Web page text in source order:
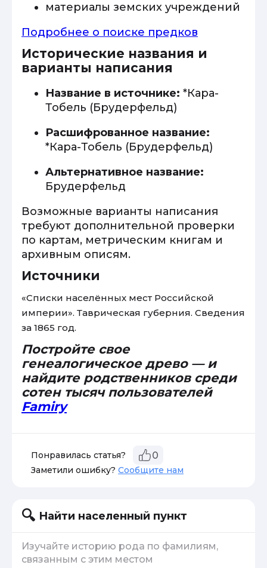
материалы земских учреждений
Подробнее о поиске предков
Исторические названия и
варианты написания
Название в источнике: *Кара-
Тобель (Брудерфельд)
Расшифрованное название:
*Кара-Тобель (Брудерфельд)
Альтернативное название:
Брудерфельд
Возможные варианты написания
требуют дополнительной проверки
по картам, метрическим книгам и
архивным описям.
Источники
«Списки населённых мест Российской
империи». Таврическая губерния. Сведения
за 1865 год.
Постройте свое
генеалогическое древо — и
найдите родственников среди
сотен тысяч пользователей
Famiry
Понравилась статья? 0
Заметили ошибку? Сообщите нам
Найти населенный пункт
Изучайте историю рода по фамилиям,
связанным с этим местом